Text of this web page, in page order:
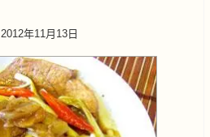
2012年11月13日